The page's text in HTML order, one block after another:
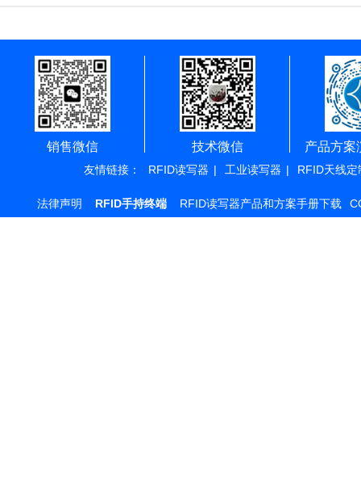
销售微信 技术微信 产品方案
友情链接： RFID读写器 | 工业读写器 | RFID天线定
法律声明 RFID手持终端 RFID读写器产品和方案手册下载